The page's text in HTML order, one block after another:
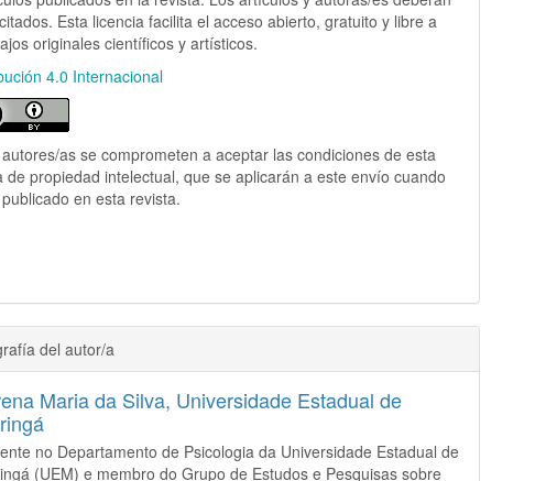
Esta licencia facilita el acceso abierto, gratuito y libre a
originales científicos y artísticos.
4.0 Internacional
as se comprometen a aceptar las condiciones de esta
de propiedad intelectual, que se aplicarán a este envío cuando
en esta revista.
del autor/a
Maria da Silva, Universidade Estadual de
no Departamento de Psicologia da Universidade Estadual de
(UEM) e membro do Grupo de Estudos e Pesquisas sobre